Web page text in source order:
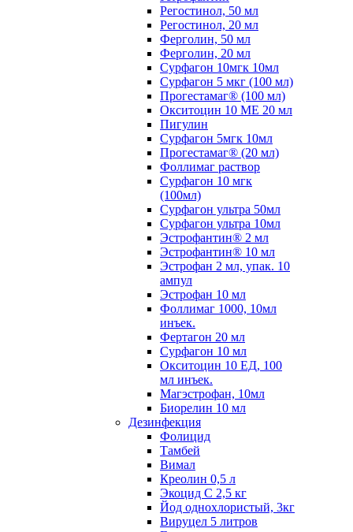
Регостинол, 50 мл
Регостинол, 20 мл
Ферголин, 50 мл
Ферголин, 20 мл
Сурфагон 10мгк 10мл
Сурфагон 5 мкг (100 мл)
Прогестамаг® (100 мл)
Окситоцин 10 МЕ 20 мл
Пигулин
Сурфагон 5мгк 10мл
Прогестамаг® (20 мл)
Фоллимаг раствор
Сурфагон 10 мгк
(100мл)
Сурфагон ультра 50мл
Сурфагон ультра 10мл
Эстрофантин® 2 мл
Эстрофантин® 10 мл
Эстрофан 2 мл, упак. 10
ампул
Эстрофан 10 мл
Фоллимаг 1000, 10мл
инъек.
Фертагон 20 мл
Сурфагон 10 мл
Окситоцин 10 ЕД, 100
мл инъек.
Магэстрофан, 10мл
Биорелин 10 мл
Дезинфекция
Фолицид
Тамбей
Вимал
Креолин 0,5 л
Экоцид С 2,5 кг
Йод однохлористый, 3кг
Вируцел 5 литров